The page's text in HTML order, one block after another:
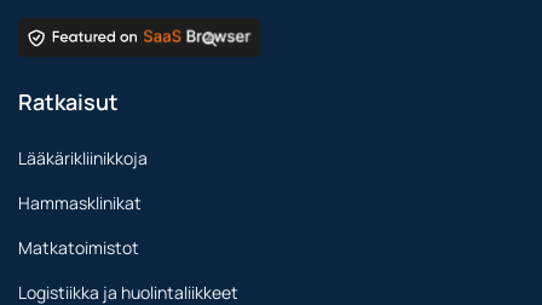
Ratkaisut
Lääkärikliinikkoja
Hammasklinikat
Matkatoimistot
Logistiikka ja huolintaliikkeet